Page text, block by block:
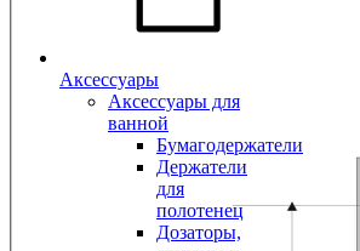
Аксессуары
Аксессуары для
ванной
Бумагодержатели
Держатели
для
полотенец
Дозаторы,